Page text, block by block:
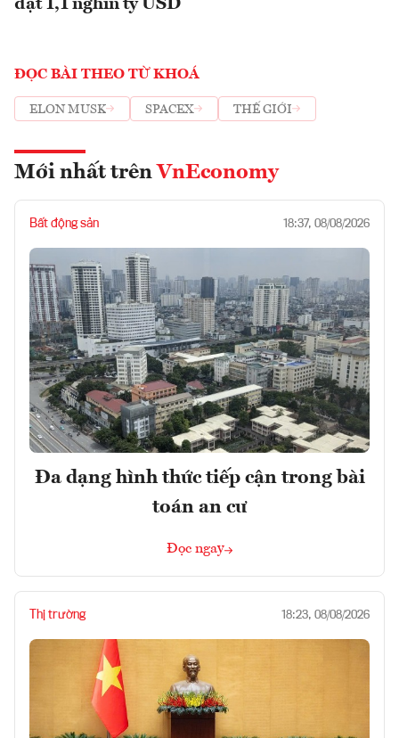
đạt 1,1 nghìn tỷ USD
ĐỌC BÀI THEO TỪ KHOÁ
ELON MUSK SPACEX THẾ GIỚI
Mới nhất trên VnEconomy
Bất động sản 18:37, 08/08/2026
Đa dạng hình thức tiếp cận trong bài
toán an cư
Đọc ngay
Thị trường 18:23, 08/08/2026